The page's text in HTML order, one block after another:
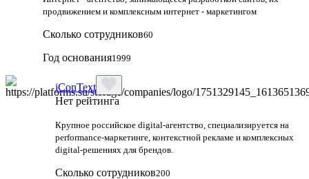
продвижением и комплексным интернет - маркетингом
Сколько сотрудников60
Год основания1999
iConText
Нет рейтинга
Крупное российское digital-агентство, специализируется на
performance-маркетинге, контекстной рекламе и комплексных
digital-решениях для брендов.
Сколько сотрудников200